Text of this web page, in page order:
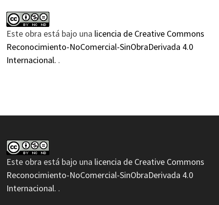
Este obra está bajo una licencia de Creative Commons
Reconocimiento-NoComercial-SinObraDerivada 4.0
Internacional. .
Este obra está bajo una licencia de Creative Commons
Reconocimiento-NoComercial-SinObraDerivada 4.0
Internacional. .